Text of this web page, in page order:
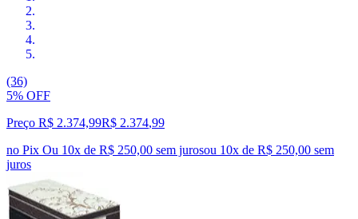
(36)
5% OFF
Preço R$ 2.374,99R$ 2.374,99
no Pix Ou 10x de R$ 250,00 sem jurosou 10x de R$ 250,00 sem
juros